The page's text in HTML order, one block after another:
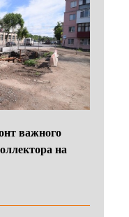
важного
на